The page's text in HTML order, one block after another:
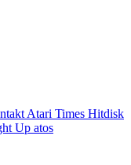
Atari Times Hitdisk
Up atos